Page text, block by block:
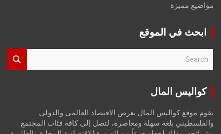
مواضيع مميزة
ابحث في الموقع
r
كواليس المال
يقوم موقع كواليس المال بعرض الاقتصاد العالمي والدولي
والفلسطيني بلغة سهلة ومعاصرة، لتصل إلى كافة فئات المجتمع